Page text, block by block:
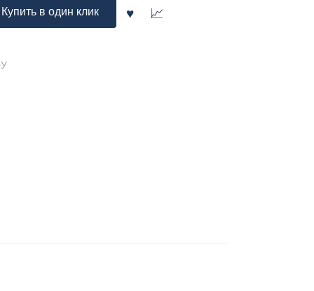
Купить в один клик